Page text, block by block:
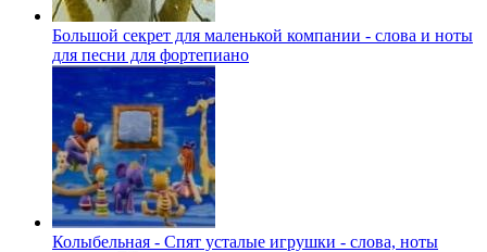
Большой секрет для маленькой компании - слова и ноты
для песни для фортепиано
Колыбельная - Спят усталые игрушки - слова, ноты